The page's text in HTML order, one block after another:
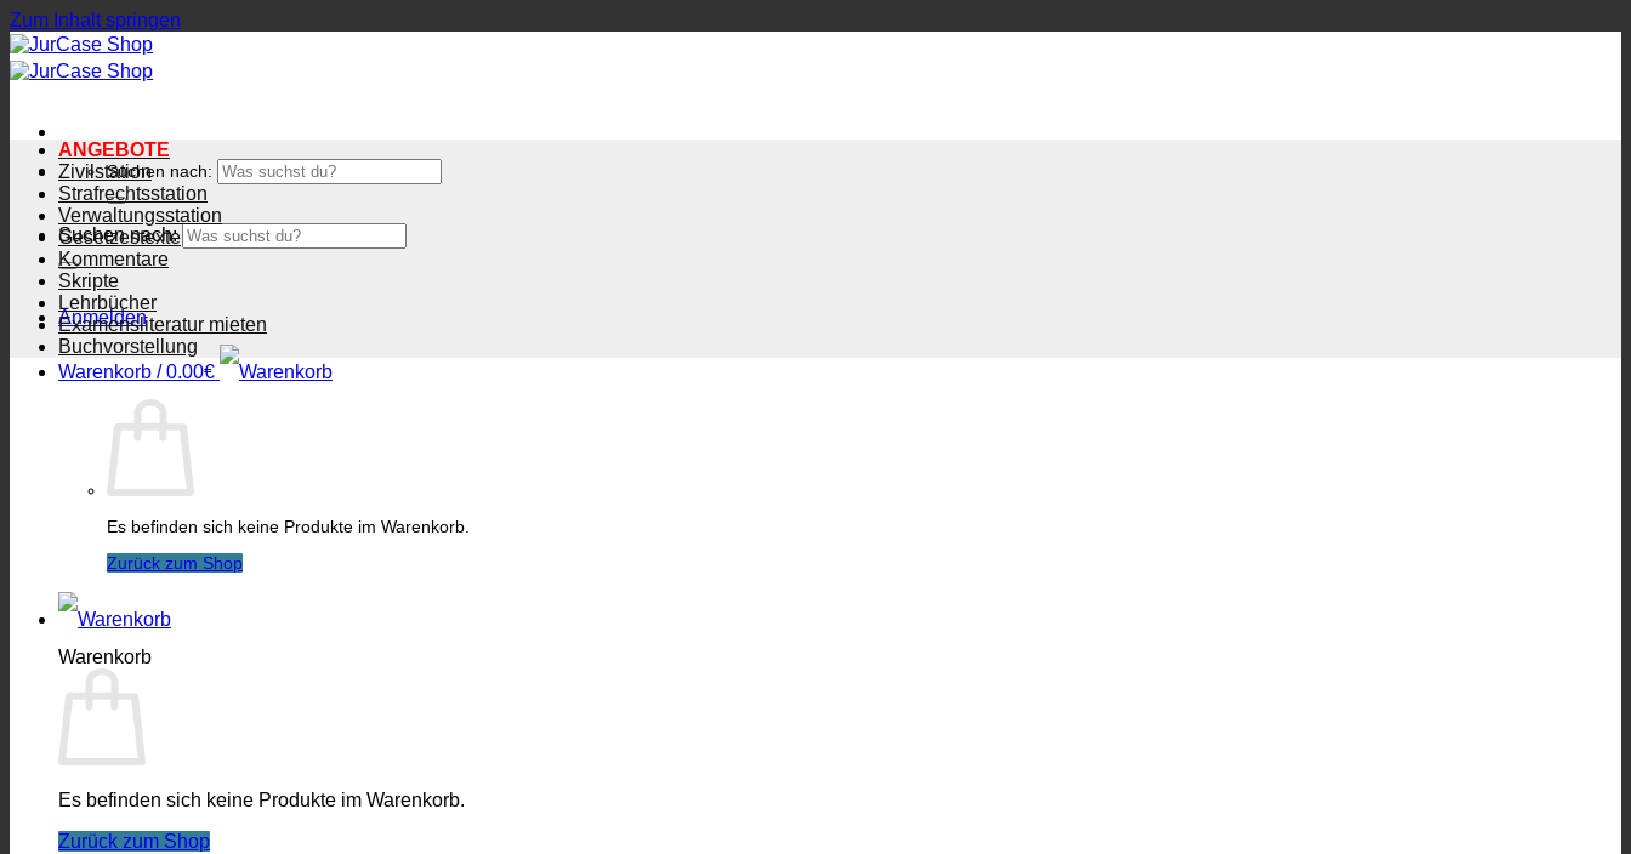
Zum Inhalt springen
Suchen nach:
Suchen nach:
Anmelden
Warenkorb /0.00€
Es befinden sich keine Produkte im Warenkorb.
Zurück zum Shop
Warenkorb
Es befinden sich keine Produkte im Warenkorb.
Zurück zum Shop
ANGEBOTE
Zivilstation
Strafrechtsstation
Verwaltungsstation
Gesetzestexte
Kommentare
Skripte
Lehrbücher
Examensliteratur mieten
Buchvorstellung